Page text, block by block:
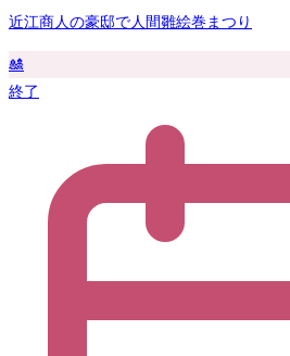
近江商人の豪邸で人間雛絵巻まつり
🎎
終了